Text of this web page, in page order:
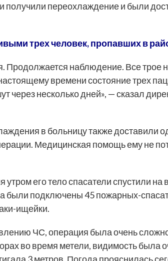
получили переохлаждение и были
трех человек, пропавших в
Продолжается наблюдение. Все трое
времени состояние трех
через несколько дней», — сказал
в больницу также доставили
Медицинская помощь ему не
утром его тело спасатели спустили на
были подключены 45 пожарных-
ищейки.
ЧС, операция была очень
во время метели, видимость была